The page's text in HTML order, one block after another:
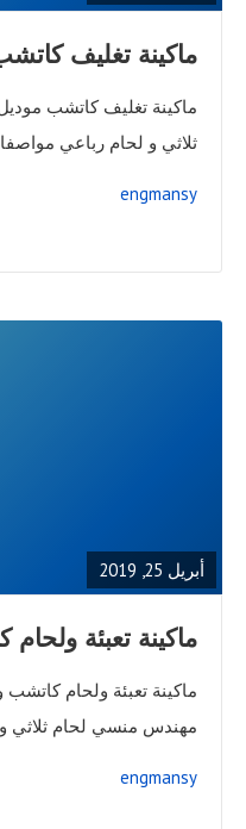
ماكينة تغليف
ثلاثي و لحام رباعي
engmansy
أبريل 25, 2019
ماكينة تعبئة ولحام
مهندس منسي لحام ثلاثي
engmansy